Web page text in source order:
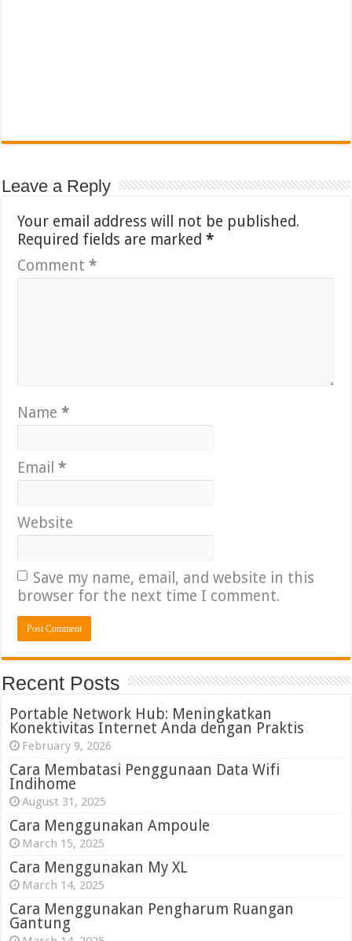
Leave a Reply
Your email address will not be published.
Required fields are marked*
Comment*
Name*
Email*
Website
Save my name, email, and website in this
browser for the next time I comment.
Recent Posts
Portable Network Hub: Meningkatkan
Konektivitas Internet Anda dengan Praktis
February 9, 2026
Cara Membatasi Penggunaan Data Wifi
Indihome
August 31, 2025
Cara Menggunakan Ampoule
March 15, 2025
Cara Menggunakan My XL
March 14, 2025
Cara Menggunakan Pengharum Ruangan
Gantung